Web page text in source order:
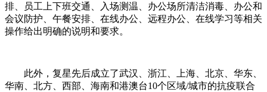
排、员工上下班交通、入场测温、办公场所清洁消毒、办公和
会议防护、午餐安排、在线办公、远程办公、在线学习等相关
操作给出明确的说明和要求。
此外，复星先后成立了武汉、浙江、上海、北京、华东、
华南、北方、西部、海南和港澳台10个区域/城市的抗疫联合